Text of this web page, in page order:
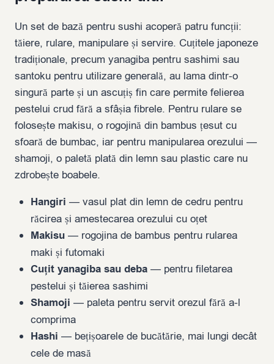
Un set de bază pentru sushi acoperă patru funcții:
tăiere, rulare, manipulare și servire. Cuțitele japoneze
tradiționale, precum yanagiba pentru sashimi sau
santoku pentru utilizare generală, au lama dintr-o
singură parte și un ascuțiș fin care permite felierea
pestelui crud fără a sfâșia fibrele. Pentru rulare se
folosește makisu, o rogojină din bambus țesut cu
sfoară de bumbac, iar pentru manipularea orezului —
shamoji, o paletă plată din lemn sau plastic care nu
zdrobește boabele.
Hangiri — vasul plat din lemn de cedru pentru
răcirea și amestecarea orezului cu oțet
Makisu— rogojina de bambus pentru rularea
maki și futomaki
Cuțit yanagiba sau deba— pentru filetarea
pestelui și tăierea sashimi
Shamoji — paleta pentru servit orezul fără a-l
comprima
Hashi — bețișoarele de bucătărie, mai lungi decât
cele de masă